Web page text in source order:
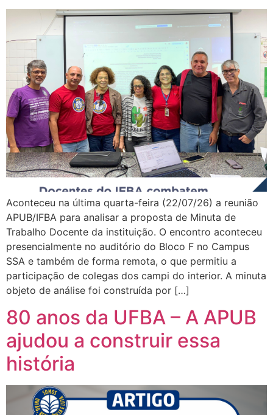
Aconteceu na última quarta-feira (22/07/26) a reunião
APUB/IFBA para analisar a proposta de Minuta de
Trabalho Docente da instituição. O encontro aconteceu
presencialmente no auditório do Bloco F no Campus
SSA e também de forma remota, o que permitiu a
participação de colegas dos campi do interior. A minuta
objeto de análise foi construída por […]
80 anos da UFBA – A APUB
ajudou a construir essa
história